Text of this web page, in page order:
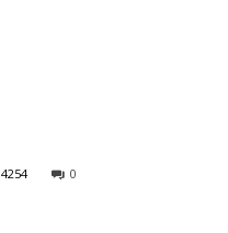
0
4254